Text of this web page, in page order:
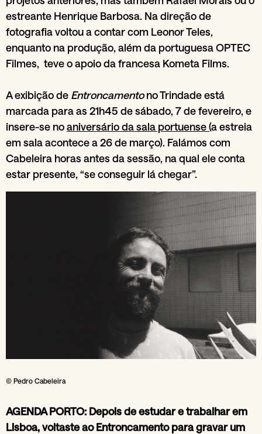
estreante Henrique Barbosa. Na direção de
fotografia voltou a contar com Leonor Teles,
enquanto na produção, além da portuguesa OPTEC
Filmes, teve o apoio da francesa Kometa Films.
A exibição de Entroncamentono Trindade está
marcada para as 21h45 de sábado, 7 de fevereiro, e
insere-se noaniversário da sala portuense (a estreia
em sala acontece a 26 de março). Falámos com
Cabeleira horas antes da sessão, na qual ele conta
estar presente, “se conseguir lá chegar”.
© Pedro Cabeleira
AGENDA PORTO: Depois de estudar e trabalhar em
Lisboa, voltaste ao Entroncamento para gravar um